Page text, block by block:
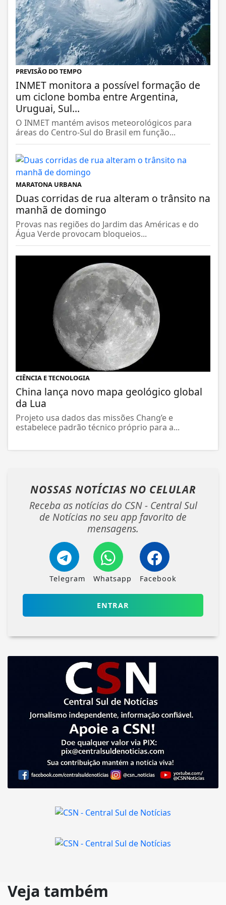
PREVISÃO DO TEMPO
INMET monitora a possível formação de
um ciclone bomba entre Argentina,
Uruguai, Sul...
O INMET mantém avisos meteorológicos para
áreas do Centro-Sul do Brasil em função...
MARATONA URBANA
Duas corridas de rua alteram o trânsito na
manhã de domingo
Provas nas regiões do Jardim das Américas e do
Água Verde provocam bloqueios...
CIÊNCIA E TECNOLOGIA
China lança novo mapa geológico global
da Lua
Projeto usa dados das missões Chang’e e
estabelece padrão técnico próprio para a...
NOSSAS NOTÍCIAS NO CELULAR
Receba as notícias do CSN - Central Sul
de Notícias no seu app favorito de
mensagens.
Telegram Whatsapp Facebook
ENTRAR
Veja também